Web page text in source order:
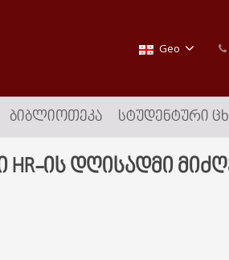
Geo
ᲑᲘᲑᲚᲘᲝᲗᲔᲙᲐ ᲡᲢᲣᲓᲔᲜᲢᲣᲠᲘ
ის დღისადმი